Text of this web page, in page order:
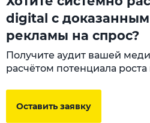
digital с
рекламы на спрос?
Получите аудит вашей
расчётом потенциала
Оставить заявку